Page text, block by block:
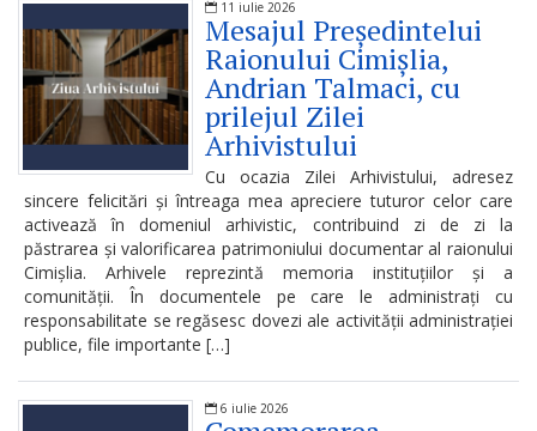
Consultări
publice
Inițierea
elaborării
proiectelor
de
decizii
Sinteza
recomandărilor
la
11 iulie 2026
Mesajul Președintelui
Raionului Cimișlia,
Andrian Talmaci, cu
prilejul Zilei
Arhivistului
Cu ocazia Zilei Arhivistului, adresez
sincere felicitări și întreaga mea apreciere tuturor celor care
activează în domeniul arhivistic, contribuind zi de zi la
păstrarea și valorificarea patrimoniului documentar al raionului
Cimișlia. Arhivele reprezintă memoria instituțiilor și a
comunității. În documentele pe care le administrați cu
responsabilitate se regăsesc dovezi ale activității administrației
publice, file importante […]
6 iulie 2026